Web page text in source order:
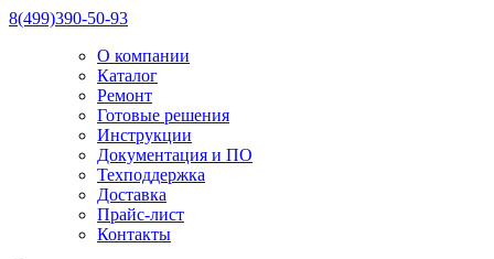
8(499)390-50-93
О компании
Каталог
Ремонт
Готовые решения
Инструкции
Документация и ПО
Техподдержка
Доставка
Прайс-лист
Контакты